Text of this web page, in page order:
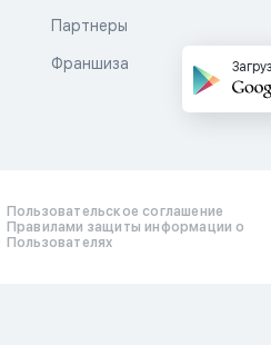
Партнеры
Франшиза
Пользовательское соглашение
Правилами защиты информации о
Пользователях